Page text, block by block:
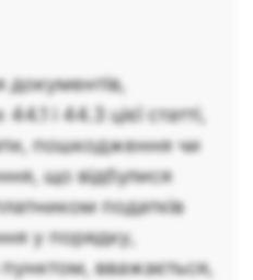
документів,
і 44.3 цієї статті,
пошкодження чи
що відбулися
податків
у порядку,
вважається,